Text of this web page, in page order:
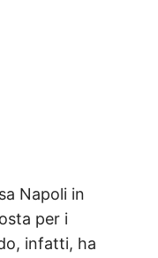
Napoli in
per i
infatti, ha